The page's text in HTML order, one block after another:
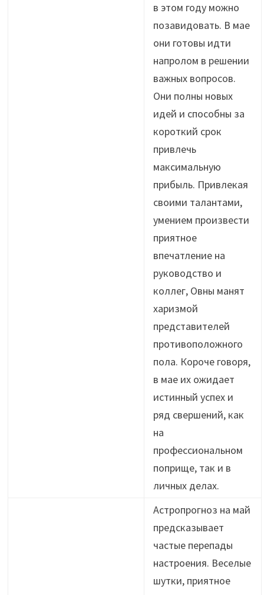
в этом году можно
позавидовать. В мае
они готовы идти
напролом в решении
важных вопросов.
Они полны новых
идей и способны за
короткий срок
привлечь
максимальную
прибыль. Привлекая
своими талантами,
умением произвести
приятное
впечатление на
руководство и
коллег, Овны манят
харизмой
представителей
противоположного
пола. Короче говоря,
в мае их ожидает
истинный успех и
ряд свершений, как
на
профессиональном
поприще, так и в
личных делах.
Астропрогноз на май
предсказывает
частые перепады
настроения. Веселые
шутки, приятное